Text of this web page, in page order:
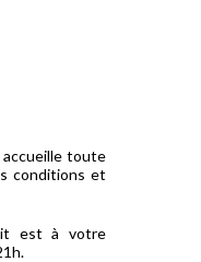
toute
conditions et
est à votre